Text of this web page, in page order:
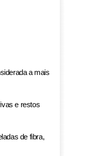
a mais
e restos
de fibra,